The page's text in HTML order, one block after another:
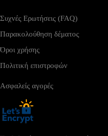
Συχνές Ερωτήσεις (FAQ)
Παρακολούθηση δέματος
Όροι χρήσης
Πολιτική επιστροφών
Ασφαλείς αγορές